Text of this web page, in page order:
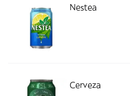
Nestea
Cerveza